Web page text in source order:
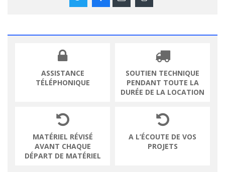
ASSISTANCE
TÉLÉPHONIQUE
SOUTIEN TECHNIQUE
PENDANT TOUTE LA
DURÉE DE LA LOCATION
MATÉRIEL RÉVISÉ
AVANT CHAQUE
DÉPART DE MATÉRIEL
A L’ÉCOUTE DE VOS
PROJETS